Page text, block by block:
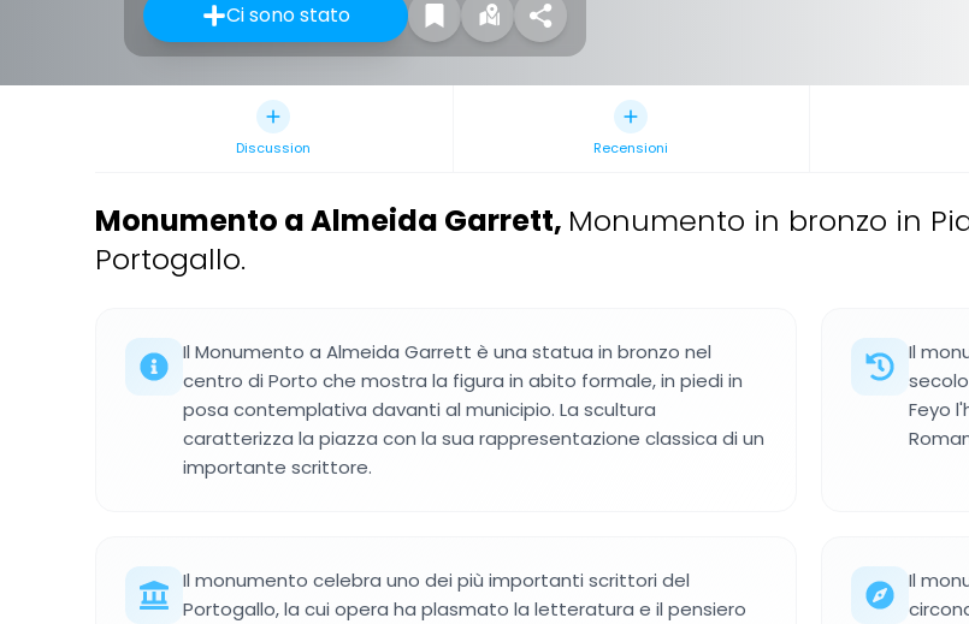
Ci sono stato
Discussion Recensioni
Monumento a Almeida Garrett, Monumento in bronzo in
Portogallo.
Il Monumento a Almeida Garrett è una statua in bronzo nel
centro di Porto che mostra la figura in abito formale, in piedi in
posa contemplativa davanti al municipio. La scultura
caratterizza la piazza con la sua rappresentazione classica di un
importante scrittore.
Il
Feyo
Il monumento celebra uno dei più importanti scrittori del
Portogallo, la cui opera ha plasmato la letteratura e il pensiero
Il